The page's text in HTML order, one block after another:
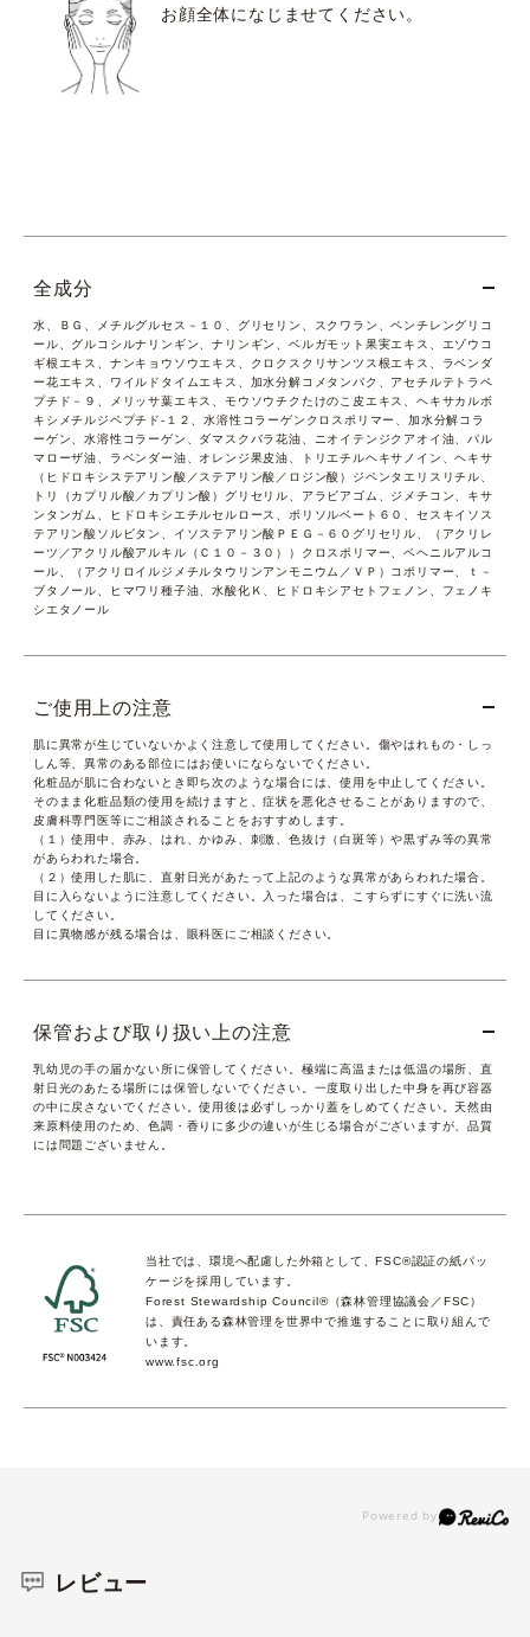
お顔全体になじませてください。
全成分
水、ＢＧ、メチルグルセス－１０、グリセリン、スクワラン、ペンチレングリコ
ール、グルコシルナリンギン、ナリンギン、ベルガモット果実エキス、エゾウコ
ギ根エキス、ナンキョウソウエキス、クロクスクリサンツス根エキス、ラベンダ
ー花エキス、ワイルドタイムエキス、加水分解コメタンパク、アセチルテトラペ
プチド－９、メリッサ葉エキス、モウソウチクたけのこ皮エキス、ヘキサカルボ
キシメチルジペプチド‐１２、水溶性コラーゲンクロスポリマー、加水分解コラ
ーゲン、水溶性コラーゲン、ダマスクバラ花油、ニオイテンジクアオイ油、パル
マローザ油、ラベンダー油、オレンジ果皮油、トリエチルヘキサノイン、ヘキサ
（ヒドロキシステアリン酸／ステアリン酸／ロジン酸）ジペンタエリスリチル、
トリ（カプリル酸／カプリン酸）グリセリル、アラビアゴム、ジメチコン、キサ
ンタンガム、ヒドロキシエチルセルロース、ポリソルベート６０、セスキイソス
テアリン酸ソルビタン、イソステアリン酸ＰＥＧ－６０グリセリル、（アクリレ
ーツ／アクリル酸アルキル（Ｃ１０－３０））クロスポリマー、ベヘニルアルコ
ール、（アクリロイルジメチルタウリンアンモニウム／ＶＰ）コポリマー、ｔ－
ブタノール、ヒマワリ種子油、水酸化Ｋ、ヒドロキシアセトフェノン、フェノキ
シエタノール
ご使用上の注意
肌に異常が生じていないかよく注意して使用してください。傷やはれもの・しっ
しん等、異常のある部位にはお使いにならないでください。
化粧品が肌に合わないとき即ち次のような場合には、使用を中止してください。
そのまま化粧品類の使用を続けますと、症状を悪化させることがありますので、
皮膚科専門医等にご相談されることをおすすめします。
（１）使用中、赤み、はれ、かゆみ、刺激、色抜け（白斑等）や黒ずみ等の異常
があらわれた場合。
（２）使用した肌に、直射日光があたって上記のような異常があらわれた場合。
目に入らないように注意してください。入った場合は、こすらずにすぐに洗い流
してください。
目に異物感が残る場合は、眼科医にご相談ください。
保管および取り扱い上の注意
乳幼児の手の届かない所に保管してください。極端に高温または低温の場所、直
射日光のあたる場所には保管しないでください。一度取り出した中身を再び容器
の中に戻さないでください。使用後は必ずしっかり蓋をしめてください。天然由
来原料使用のため、色調・香りに多少の違いが生じる場合がございますが、品質
には問題ございません。
当社では、環境へ配慮した外箱として、FSC®認証の紙パッ
ケージを採用しています。
Forest Stewardship Council®（森林管理協議会／FSC）
は、責任ある森林管理を世界中で推進することに取り組んで
います。
www.fsc.org
レビュー